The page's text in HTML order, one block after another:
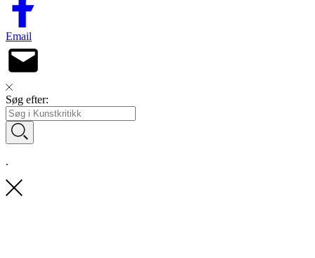
Email
Søg efter:
.